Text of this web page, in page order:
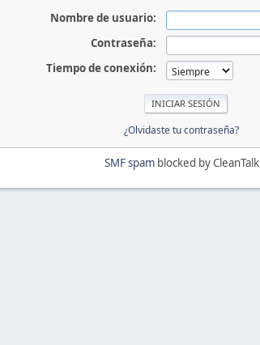
Nombre de usuario:
Contraseña:
Tiempo de conexión:
¿Olvidaste tu contraseña?
SMF spamblocked by CleanTalk